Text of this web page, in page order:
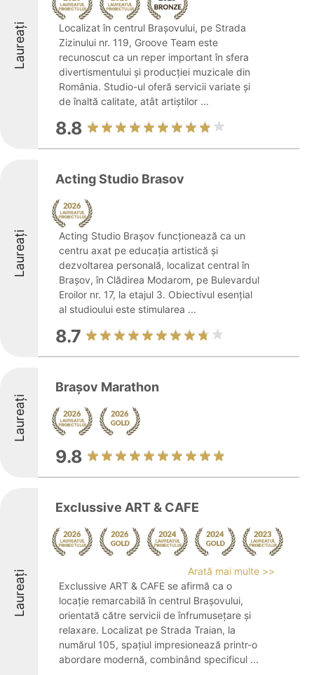
Laureați
Localizat în centrul Brașovului, pe Strada
Zizinului nr. 119, Groove Team este
recunoscut ca un reper important în sfera
divertismentului și producției muzicale din
România. Studio-ul oferă servicii variate și
de înaltă calitate, atât artiștilor ...
8.8
Laureați
Acting Studio Brasov
Acting Studio Brașov funcționează ca un
centru axat pe educația artistică și
dezvoltarea personală, localizat central în
Brașov, în Clădirea Modarom, pe Bulevardul
Eroilor nr. 17, la etajul 3. Obiectivul esențial
al studioului este stimularea ...
8.7
Laureați
Brașov Marathon
9.8
Laureați
Exclussive ART & CAFE
Arată mai multe >>
Exclussive ART & CAFE se afirmă ca o
locație remarcabilă în centrul Brașovului,
orientată către servicii de înfrumusețare și
relaxare. Localizat pe Strada Traian, la
numărul 105, spațiul impresionează printr-o
abordare modernă, combinând specificul ...